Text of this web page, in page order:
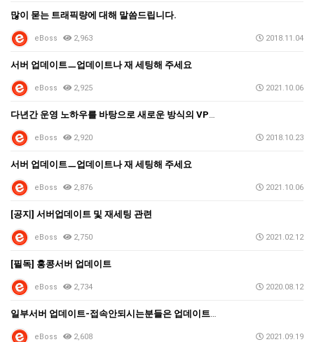
많이 묻는 트래픽량에 대해 말씀드립니다.
eBoss 2,963 2018.11.04
서버 업데이트ㅡ업데이트나 재 세팅해 주세요
eBoss 2,925 2021.10.06
다년간 운영 노하우를 바탕으로 새로운 방식의 VPN을 …
eBoss 2,920 2018.10.23
서버 업데이트ㅡ업데이트나 재 세팅해 주세요
eBoss 2,876 2021.10.06
[공지] 서버업데이트 및 재세팅 관련
eBoss 2,750 2021.02.12
[필독] 홍콩서버 업데이트
eBoss 2,734 2020.08.12
일부서버 업데이트-접속안되시는분들은 업데이트재세팅 해주…
eBoss 2,608 2021.09.19